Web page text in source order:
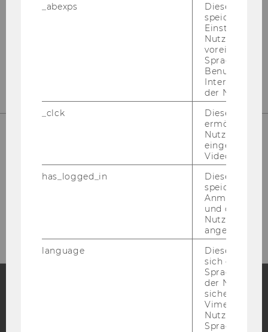
Blog
_abexps
Dieses Cookie
speichert
Nutzer*in, zB.
Sprache,
der Nutzer*in
_clck
Dieses Cookie
ermöglicht
Nutzung des
Video Players
has_logged_in
Dieses Cookie
speichert
und ob sich
Nutzer*in
angemeldet
language
Dieses
sich die
der
Vimeo in der
Nutzer
Sprache